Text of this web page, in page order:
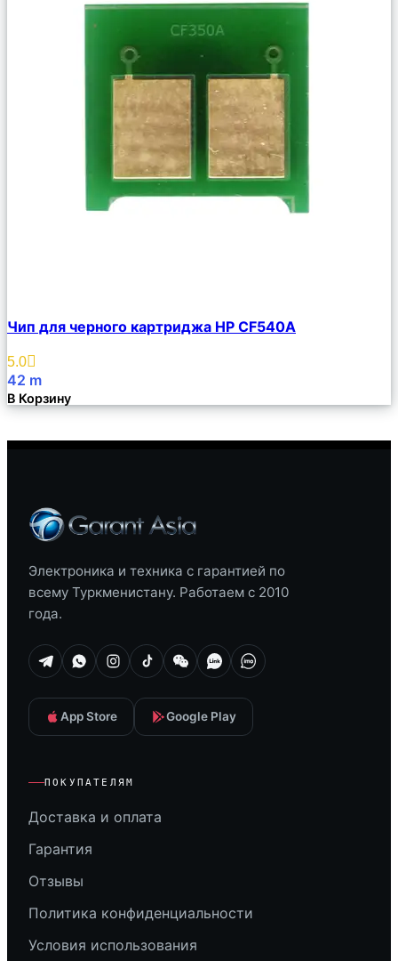
Описание
Избранное
Чип для черного картриджа HP CF540A
5.0
42 m
В Корзину
Электроника и техника с гарантией по
всему Туркменистану. Работаем с 2010
года.
App Store Google Play
ПОКУПАТЕЛЯМ
Доставка и оплата
Гарантия
Отзывы
Политика конфиденциальности
Условия использования